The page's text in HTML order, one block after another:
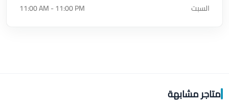
السبت
11:00 AM - 11:00 PM
متاجر مشابهة